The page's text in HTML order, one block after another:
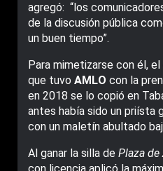
agregó: “los
de la discusión pública
un buen tiempo”.
Para mimetizarse con él,
que tuvo AMLO con la
en 2018 se lo copió en
antes había sido un priísta
con un maletín abultado
Al ganar la silla de Plaza de